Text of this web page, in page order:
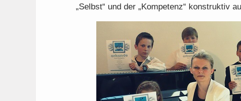
„Selbst“ und der „Kompetenz“ konstruktiv